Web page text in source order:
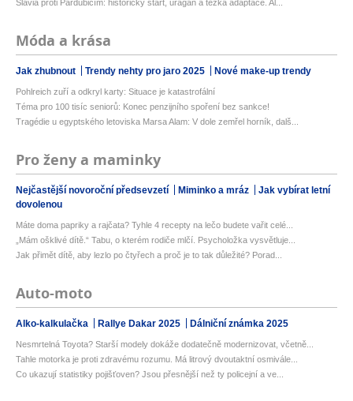
Slavia proti Pardubicím: historický start, uragán a těžká adaptace. Al...
Móda a krása
Jak zhubnout Trendy nehty pro jaro 2025 Nové make-up trendy
Pohlreich zuří a odkryl karty: Situace je katastrofální
Téma pro 100 tisíc seniorů: Konec penzijního spoření bez sankce!
Tragédie u egyptského letoviska Marsa Alam: V dole zemřel horník, dalš...
Pro ženy a maminky
Nejčastější novoroční předsevzetí Miminko a mráz
Jak vybírat letní
dovolenou
Máte doma papriky a rajčata? Tyhle 4 recepty na lečo budete vařit celé...
„Mám ošklivé dítě.“ Tabu, o kterém rodiče mlčí. Psycholožka vysvětluje...
Jak přimět dítě, aby lezlo po čtyřech a proč je to tak důležité? Porad...
Auto-moto
Alko-kalkulačka Rallye Dakar 2025 Dálniční známka 2025
Nesmrtelná Toyota? Starší modely dokáže dodatečně modernizovat, včetně...
Tahle motorka je proti zdravému rozumu. Má litrový dvoutaktní osmivále...
Co ukazují statistiky pojišťoven? Jsou přesnější než ty policejní a ve...